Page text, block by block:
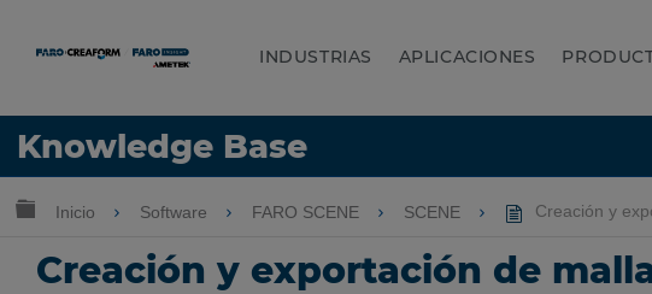
INDUSTRIAS APLICACIONES
Knowledge Base
Idioma
Expandir/contraer jerarquía global
Inicio Software FARO SCENE SCENE Creación y
Creación y exportación de